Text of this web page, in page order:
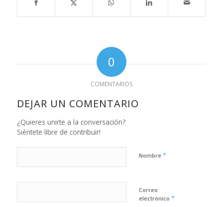
0
COMENTARIOS
DEJAR UN COMENTARIO
¿Quieres unirte a la conversación?
Siéntete libre de contribuir!
Nombre *
Correo
electrónico *